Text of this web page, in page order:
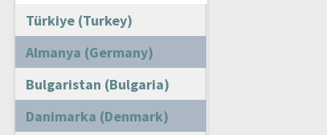
Türkiye (Turkey)
Almanya (Germany)
Bulgaristan (Bulgaria)
Danimarka (Denmark)